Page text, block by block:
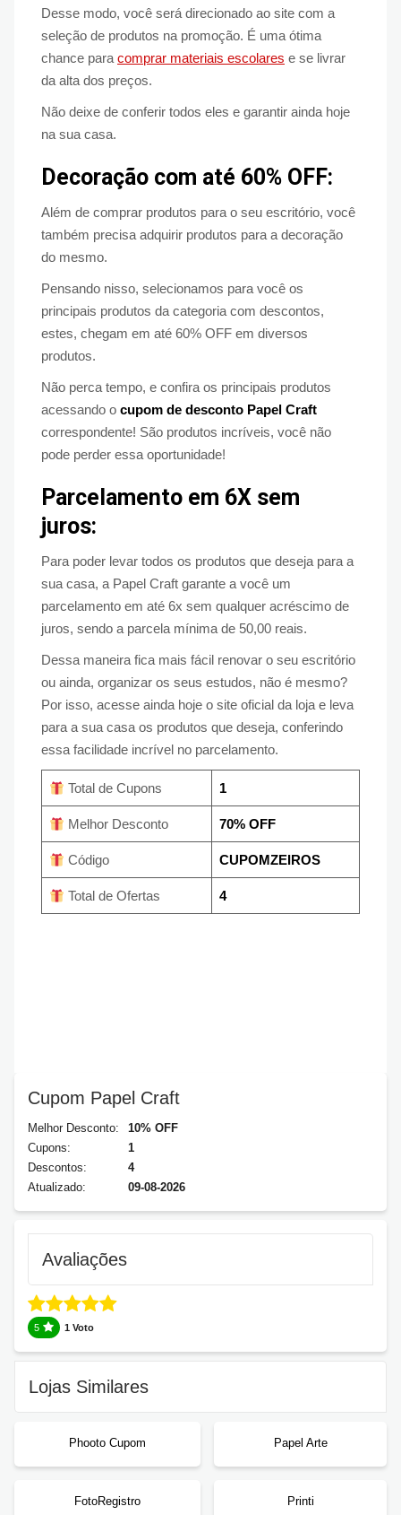
Desse modo, você será direcionado ao site com a
seleção de produtos na promoção. É uma ótima
chance para comprar materiais escolares e se livrar
da alta dos preços.
Não deixe de conferir todos eles e garantir ainda hoje
na sua casa.
Decoração com até 60% OFF:
Além de comprar produtos para o seu escritório, você
também precisa adquirir produtos para a decoração
do mesmo.
Pensando nisso, selecionamos para você os
principais produtos da categoria com descontos,
estes, chegam em até 60% OFF em diversos
produtos.
Não perca tempo, e confira os principais produtos
acessando o cupom de desconto Papel Craft
correspondente! São produtos incríveis, você não
pode perder essa oportunidade!
Parcelamento em 6X sem
juros:
Para poder levar todos os produtos que deseja para a
sua casa, a Papel Craft garante a você um
parcelamento em até 6x sem qualquer acréscimo de
juros, sendo a parcela mínima de 50,00 reais.
Dessa maneira fica mais fácil renovar o seu escritório
ou ainda, organizar os seus estudos, não é mesmo?
Por isso, acesse ainda hoje o site oficial da loja e leva
para a sua casa os produtos que deseja, conferindo
essa facilidade incrível no parcelamento.
Total de Cupons 1
Melhor Desconto 70% OFF
Código CUPOMZEIROS
Total de Ofertas 4
Cupom Papel Craft
Melhor Desconto:
10% OFF
Cupons:
1
Descontos:
4
Atualizado:
09-08-2026
Avaliações
5 1 Voto
Lojas Similares
Phooto Cupom Papel Arte
FotoRegistro Printi